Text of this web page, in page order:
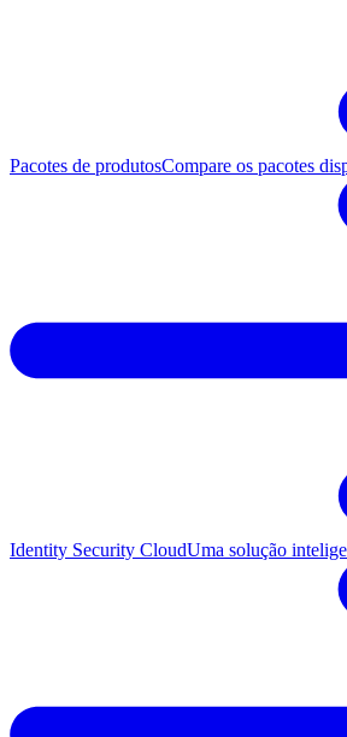
Pacotes de produtosCompare os pacotes
Identity Security CloudUma solução